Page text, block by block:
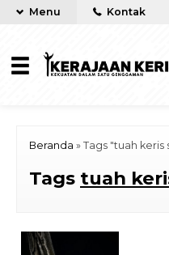
Menu Kontak
Beranda » Tags "tuah keris
Tags tuah